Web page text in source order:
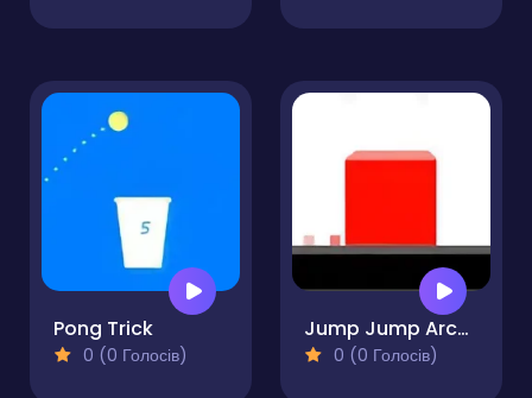
Pong Trick
0 (0 Голосів)
Jump Jump Arcade
0 (0 Голосів)